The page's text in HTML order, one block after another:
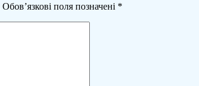
Обов’язкові поля позначені *